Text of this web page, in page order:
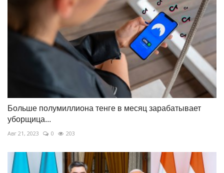
Больше полумиллиона тенге в месяц зарабатывает
уборщица...
Авг 21, 2023 0 203